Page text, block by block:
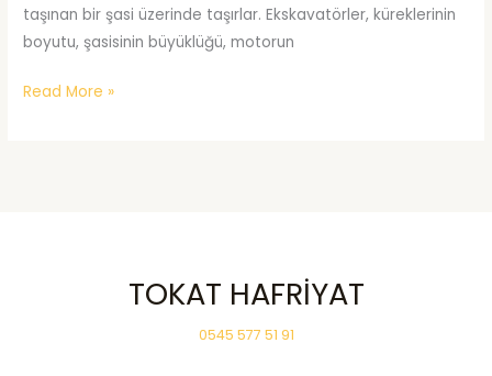
taşınan bir şasi üzerinde taşırlar. Ekskavatörler, küreklerinin
boyutu, şasisinin büyüklüğü, motorun
Kiralık
Read More »
TOKAT HAFRİYAT
0545 577 51 91